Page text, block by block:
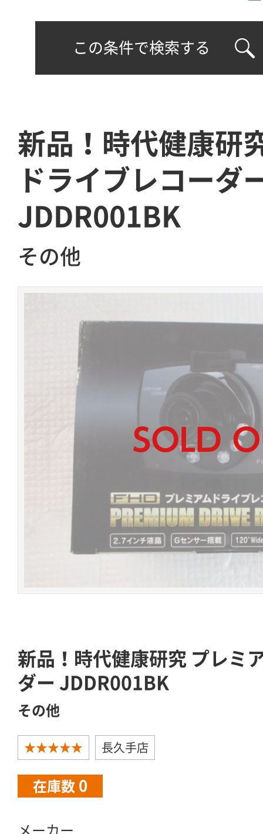
この条件で検索する
新品！時代健康研
ドライブレコーダ
JDDR001BK
その他
新品！時代健康研究 プレミ
ダー JDDR001BK
その他
★★★★★ 長久手店
在庫数 0
メーカー